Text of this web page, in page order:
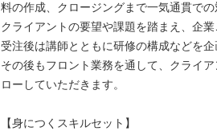
料の作成、クロージングまで一気通貫での
クライアントの要望や課題を踏まえ、企
受注後は講師とともに研修の構成などを企
その後もフロント業務を通して、クライ
ローしていただきます。
【身につくスキルセット】